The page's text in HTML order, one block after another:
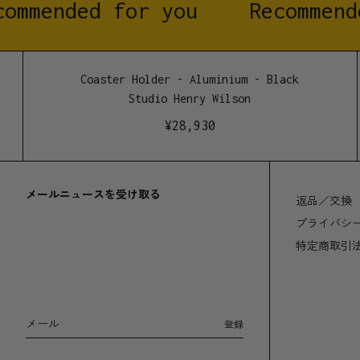
for you
Coaster Holder - Aluminium - Black
Studio Henry Wilson
28,930
メールニュースを受け取る
メール 登録
返品／交換
プライバシ
特定商取引